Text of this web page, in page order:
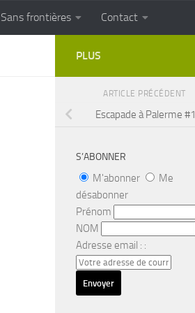
Cuisine populaire des terroirs
Sans frontières Contact
PLUS
ARTICLE PRÉCÉDENT
Escapade à Palerme #1
S’ABONNER
M'abonner
Me
désabonner
Prénom
NOM
Adresse email : :